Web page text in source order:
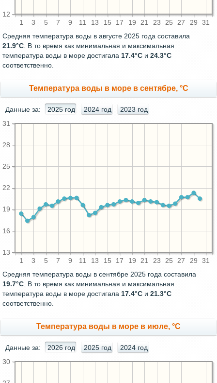
1 3 5 7 9 11 13 15 17 19 21 23 25 27 29 31
12
Средняя температура воды в августе 2025 года составила
21.9°C. В то время как минимальная и максимальная
температура воды в море достигала 17.4°C и 24.3°C
соответственно.
Температура воды в море в сентябре, °C
Данные за: 2025 год 2024 год 2023 год
1 3 5 7 9 11 13 15 17 19 21 23 25 27 29 31
13
16
19
22
25
28
31
Средняя температура воды в сентябре 2025 года составила
19.7°C. В то время как минимальная и максимальная
температура воды в море достигала 17.4°C и 21.3°C
соответственно.
Температура воды в море в июле, °C
Данные за: 2026 год 2025 год 2024 год
30